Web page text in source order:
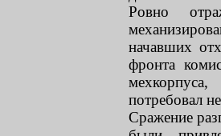
Ровно
начавших
фронта
потребовал
Сражение